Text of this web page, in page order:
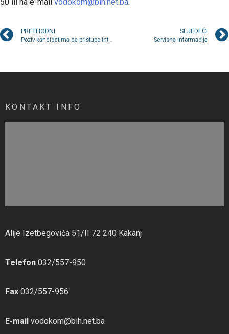
50 ili na e-mail vodokom@bih.net.ba.
PRETHODNI
Poziv kandidatima da pristupe intervjuu; Lista bodovanja radnog iskustva kandidata
SLJEDEĆI
Servisna informacija
KONTAKT INFO
Alije Izetbegovića 51/II 72 240 Kakanj
Telefon 032/557-950
Fax 032/557-956
E-mail vodokom@bih.net.ba